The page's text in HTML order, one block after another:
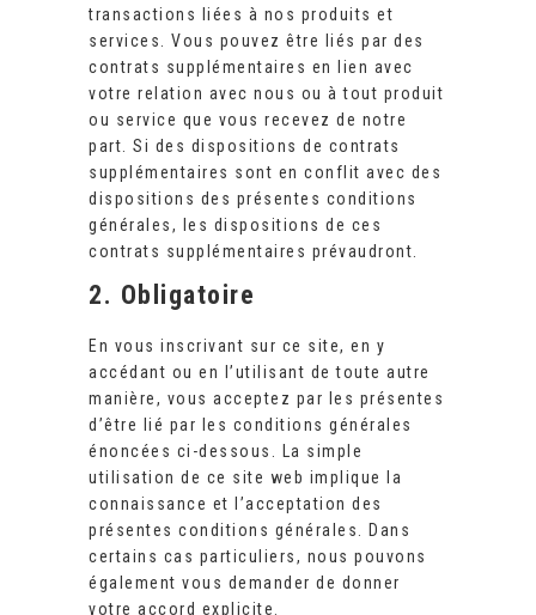
transactions liées à nos produits et
services. Vous pouvez être liés par des
contrats supplémentaires en lien avec
votre relation avec nous ou à tout produit
ou service que vous recevez de notre
part. Si des dispositions de contrats
supplémentaires sont en conflit avec des
dispositions des présentes conditions
générales, les dispositions de ces
contrats supplémentaires prévaudront.
2. Obligatoire
En vous inscrivant sur ce site, en y
accédant ou en l’utilisant de toute autre
manière, vous acceptez par les présentes
d’être lié par les conditions générales
énoncées ci-dessous. La simple
utilisation de ce site web implique la
connaissance et l’acceptation des
présentes conditions générales. Dans
certains cas particuliers, nous pouvons
également vous demander de donner
votre accord explicite.